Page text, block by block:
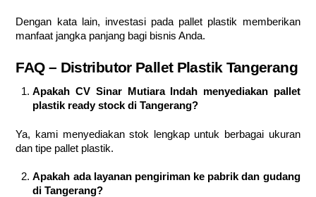
Dengan kata lain, investasi pada pallet plastik memberikan
manfaat jangka panjang bagi bisnis Anda.
FAQ – Distributor Pallet Plastik Tangerang
Apakah CV Sinar Mutiara Indah menyediakan pallet
plastik ready stock di Tangerang?
Ya, kami menyediakan stok lengkap untuk berbagai ukuran
dan tipe pallet plastik.
Apakah ada layanan pengiriman ke pabrik dan gudang
di Tangerang?